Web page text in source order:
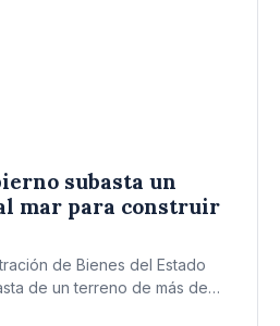
subasta un
mar para construir
de Bienes del Estado
de un terreno de más de…